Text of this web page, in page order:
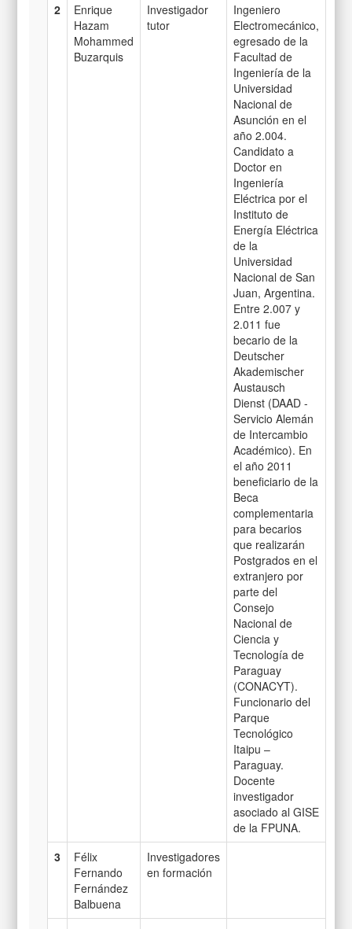
2
Enrique
Hazam
Mohammed
Buzarquis
Investigador
tutor
Ingeniero
Electromecánico,
egresado de la
Facultad de
Ingeniería de la
Universidad
Nacional de
Asunción en el
año 2.004.
Candidato a
Doctor en
Ingeniería
Eléctrica por el
Instituto de
Energía Eléctrica
de la
Universidad
Nacional de San
Juan, Argentina.
Entre 2.007 y
2.011 fue
becario de la
Deutscher
Akademischer
Austausch
Dienst (DAAD -
Servicio Alemán
de Intercambio
Académico). En
el año 2011
beneficiario de la
Beca
complementaria
para becarios
que realizarán
Postgrados en el
extranjero por
parte del
Consejo
Nacional de
Ciencia y
Tecnología de
Paraguay
(CONACYT).
Funcionario del
Parque
Tecnológico
Itaipu –
Paraguay.
Docente
investigador
asociado al GISE
de la FPUNA.
3
Félix
Fernando
Fernández
Balbuena
Investigadores
en formación